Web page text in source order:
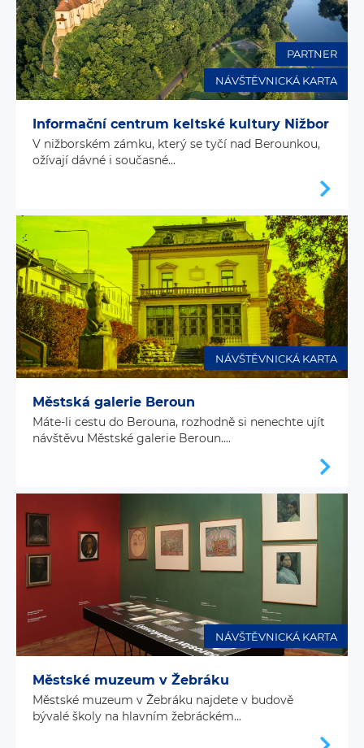
NÁVŠTĚVNICKÁ KARTA
PARTNER
Informační centrum keltské kultury Nižbor
V nižborském zámku, který se tyčí nad Berounkou,
ožívají dávné i současné...
NÁVŠTĚVNICKÁ KARTA
Městská galerie Beroun
Máte-li cestu do Berouna, rozhodně si nenechte ujít
návštěvu Městské galerie Beroun....
NÁVŠTĚVNICKÁ KARTA
Městské muzeum v Žebráku
Městské muzeum v Žebráku najdete v budově
bývalé školy na hlavním žebráckém...